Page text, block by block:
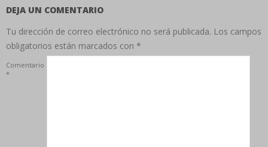
DEJA UN COMENTARIO
Tu dirección de correo electrónico no será publicada. Los campos
obligatorios están marcados con *
Comentario
*